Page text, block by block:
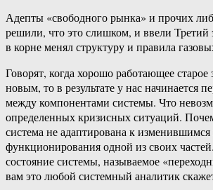
Адепты «свободного рынка» и прочих
решили, что это слишком, и ввели Третий
в корне менял структуру и правила
Говорят, когда хорошо работающее старое
новым, то в результате у нас начинается
между компонентами системы. Что
определенных кризисных ситуаций.
система не адаптирована к
функционирования одной из своих
состояние системы, называемое
вам это любой системный аналитик